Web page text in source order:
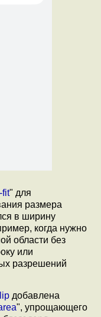
fit" для
размера
в ширину
когда нужно
области без
или
разрешений
добавлена
", упрощающего